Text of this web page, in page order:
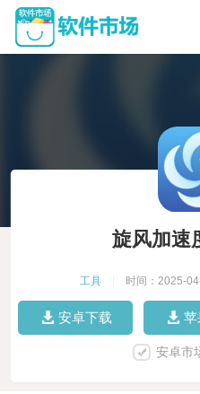
旋风加速
工具 时间：2025-
安卓下载 苹
安卓市